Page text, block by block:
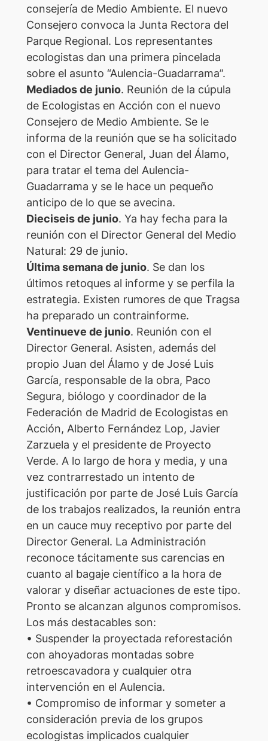
consejería de Medio Ambiente. El nuevo
Consejero convoca la Junta Rectora del
Parque Regional. Los representantes
ecologistas dan una primera pincelada
sobre el asunto “Aulencia-Guadarrama”.
Mediados de junio. Reunión de la cúpula
de Ecologistas en Acción con el nuevo
Consejero de Medio Ambiente. Se le
informa de la reunión que se ha solicitado
con el Director General, Juan del Álamo,
para tratar el tema del Aulencia-
Guadarrama y se le hace un pequeño
anticipo de lo que se avecina.
Dieciseis de junio. Ya hay fecha para la
reunión con el Director General del Medio
Natural: 29 de junio.
Última semana de junio. Se dan los
últimos retoques al informe y se perfila la
estrategia. Existen rumores de que Tragsa
ha preparado un contrainforme.
Ventinueve de junio. Reunión con el
Director General. Asisten, además del
propio Juan del Álamo y de José Luis
García, responsable de la obra, Paco
Segura, biólogo y coordinador de la
Federación de Madrid de Ecologistas en
Acción, Alberto Fernández Lop, Javier
Zarzuela y el presidente de Proyecto
Verde. A lo largo de hora y media, y una
vez contrarrestado un intento de
justificación por parte de José Luis García
de los trabajos realizados, la reunión entra
en un cauce muy receptivo por parte del
Director General. La Administración
reconoce tácitamente sus carencias en
cuanto al bagaje científico a la hora de
valorar y diseñar actuaciones de este tipo.
Pronto se alcanzan algunos compromisos.
Los más destacables son:
• Suspender la proyectada reforestación
con ahoyadoras montadas sobre
retroescavadora y cualquier otra
intervención en el Aulencia.
• Compromiso de informar y someter a
consideración previa de los grupos
ecologistas implicados cualquier